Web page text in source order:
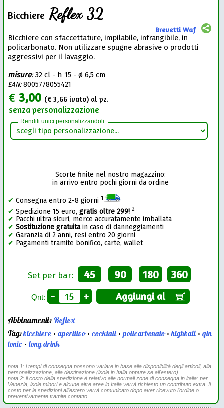
Bicchiere Reflex 32
Brevetti Waf
Bicchiere con sfaccettature, impilabile, infrangibile, in
policarbonato. Non utilizzare spugne abrasive o prodotti
aggressivi per il lavaggio.
misure:32 cl - h 15 - ø 6,5 cm
EAN:8005778055421
€3,00 (€3,66 ivato) al pz.
senza personalizzazione
Rendili unici personalizzandoli:
Scorte finite nel nostro magazzino:
in arrivo entro pochi giorni da ordine
✔ Consegna entro 2-8 giorni 1
✔ Spedizione 15 euro,gratis oltre 299! 2
✔ Pacchi ultra sicuri, merce accuratamente imballata
✔ Sostituzione gratuitain caso di danneggiamenti
✔ Garanzia di 2 anni, resi entro 20 giorni
✔ Pagamenti tramite bonifico, carte, wallet
Set per bar: 45 90 180 360
Qnt: - + Aggiungi al
Abbinamenti:Reflex
Tag:bicchiere •aperitivo•cocktail•policarbonato•highball•gin
tonic •long drink
nota 1: i tempi di consegna possono variare in base alla disponibilità degli articoli, alla
personalizzazione, alla destinazione (isole in Italia oppure se all'estero)
nota 2: il costo della spedizione è relativo alle normali zone di consegna in italia: per
Venezia, isole minori e alcune altre aree in Italia verrà richiesto un contributo extra. Il
costo per le spedizioni all'estero verrà comunicato dopo aver ricevuto l'ordine o
preventivamente tramite contatto.